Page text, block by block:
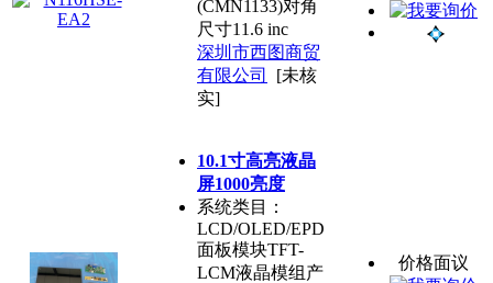
(CMN1133)对角
尺寸11.6 inc
深圳市西图商贸
有限公司
[未核
实]
10.1寸高亮液晶
屏1000亮度
系统类目：
LCD/OLED/EPD
面板模块TFT-
LCM液晶模组产
价格面议